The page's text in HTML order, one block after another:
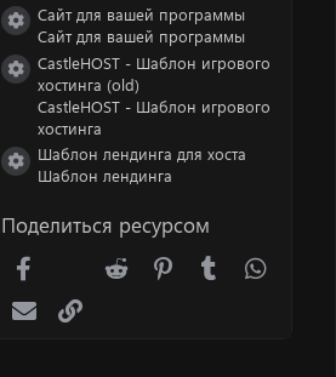
Иконка ресурса
Сайт для вашей программы
Сайт для вашей программы
Иконка ресурса
CastleHOST - Шаблон игрового
хостинга (old)
CastleHOST - Шаблон игрового
хостинга
Иконка ресурса
Шаблон лендинга для хоста
Шаблон лендинга
Поделиться ресурсом
FacebookX (Twitter)
Reddit PinterestTumblr
Электронная почта